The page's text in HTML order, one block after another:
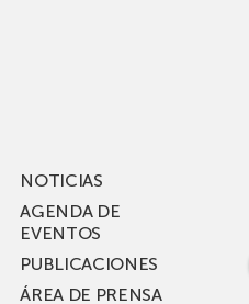
de su
NOTICIAS
AGENDA DE
EVENTOS
PUBLICACIONES
ÁREA DE PRENSA